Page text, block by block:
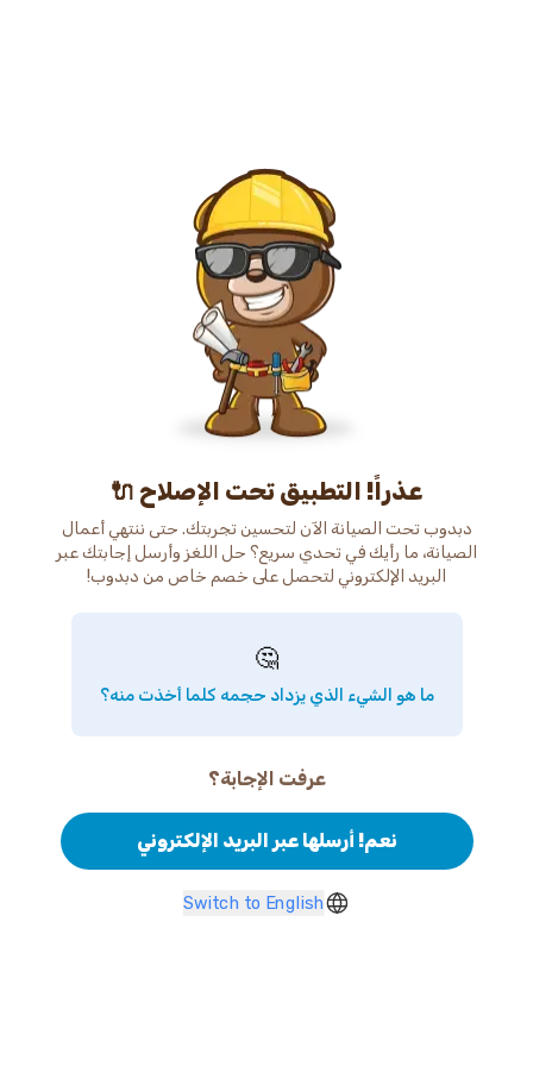
عذراً! التطبيق تحت الإصلاح 🔌
دبدوب تحت الصيانة الآن لتحسين تجربتك. حتى ننتهي أعمال
الصيانة، ما رأيك في تحدي سريع؟ حل اللغز وأرسل إجابتك عبر
البريد الإلكتروني لتحصل على خصم خاص من دبدوب!
🤔
ما هو الشيء الذي يزداد حجمه كلما أخذت منه؟
عرفت الإجابة؟
نعم! أرسلها عبر البريد الإلكتروني
Switch to English